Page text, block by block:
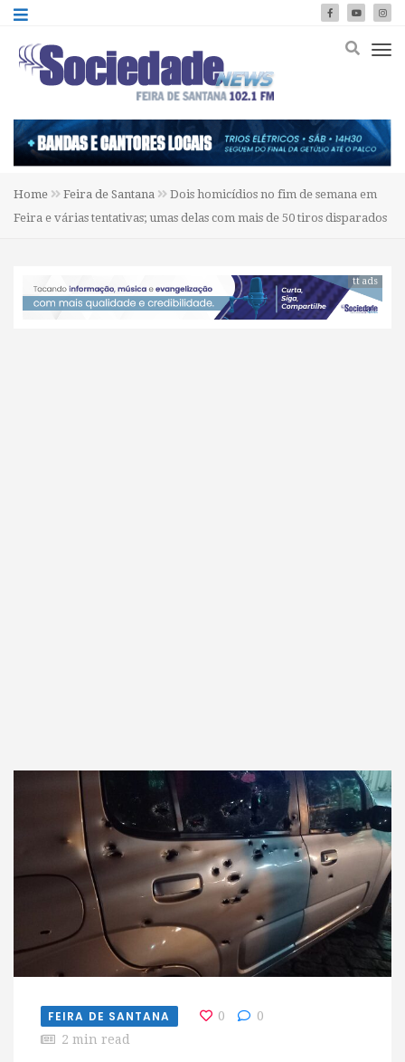
Home Feira de Santana
Dois homicídios no fim de semana em
Feira e várias tentativas; umas delas com mais de 50 tiros disparados
tt ads
FEIRA DE SANTANA 0
0
2 min read